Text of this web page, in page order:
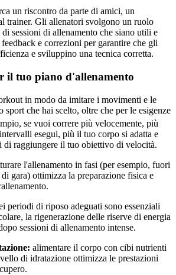
un riscontro da parte di amici, un
trainer. Gli allenatori svolgono un ruolo
sessioni di allenamento che siano utili e
e correzioni per garantire che gli
e sviluppino una tecnica corretta.
il tuo piano d'allenamento
in modo da imitare i movimenti e le
sport che hai scelto, oltre che per le esigenze
se vuoi correre più velocemente, più
esegui, più il tuo corpo si adatta e
di raggiungere il tuo obiettivo di velocità.
l'allenamento in fasi (per esempio, fuori
gara) ottimizza la preparazione fisica e
periodi di riposo adeguati sono essenziali
la rigenerazione delle riserve di energia
sessioni di allenamento intense.
alimentare il corpo con cibi nutrienti
di idratazione ottimizza le prestazioni